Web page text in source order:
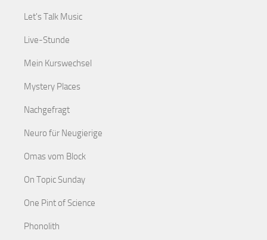
Let's Talk Music
Live-Stunde
Mein Kurswechsel
Mystery Places
Nachgefragt
Neuro für Neugierige
Omas vom Block
On Topic Sunday
One Pint of Science
Phonolith